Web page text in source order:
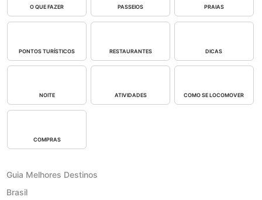
O QUE FAZER PASSEIOS PRAIAS
PONTOS TURÍSTICOS RESTAURANTES DICAS
NOITE ATIVIDADES COMO SE LOCOMOVER
COMPRAS
Guia Melhores Destinos
Brasil